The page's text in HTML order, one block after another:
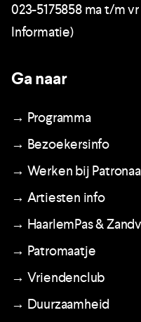
023-5175858 ma t/m
Informatie)
Ga naar
→ Programma
→ Bezoekersinfo
→ Werken bij
→ Artiesten info
→ HaarlemPas &
→ Patromaatje
→ Vriendenclub
→ Duurzaamheid